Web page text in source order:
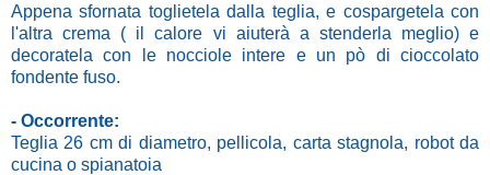
Appena sfornata toglietela dalla teglia, e cospargetela con
l'altra crema ( il calore vi aiuterà a stenderla meglio) e
decoratela con le nocciole intere e un pò di cioccolato
fondente fuso.
- Occorrente:
Teglia 26 cm di diametro, pellicola, carta stagnola, robot da
cucina o spianatoia